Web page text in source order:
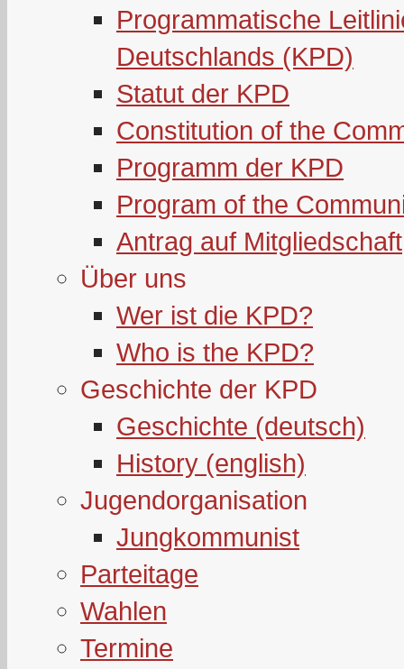
Programmatische
Deutschlands (KPD)
Statut der KPD
Constitution of the
Programm der KPD
Program of the
Antrag auf Mitgliedschaft
Über uns
Wer ist die KPD?
Who is the KPD?
Geschichte der KPD
Geschichte (deutsch)
History (english)
Jugendorganisation
Jungkommunist
Parteitage
Wahlen
Termine